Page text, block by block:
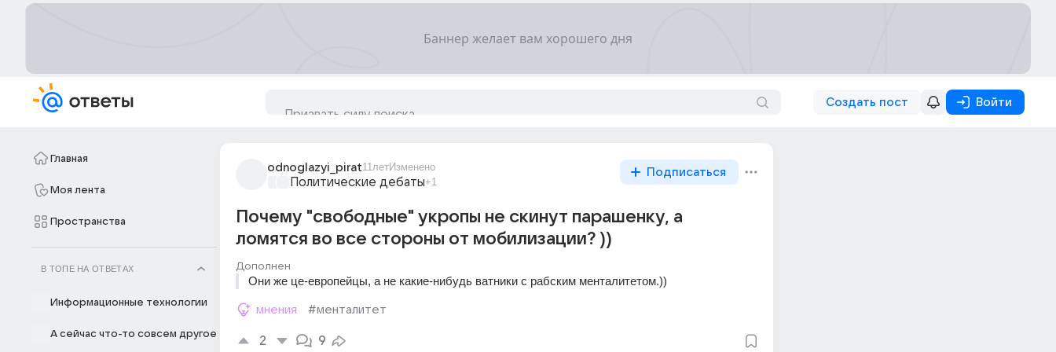
Создать пост Войти
Главная
Моя лента
Пространства
В ТОПЕ НА ОТВЕТАХ
Информационные технологии
А сейчас что-то совсем другое
odnoglazyi_pirat11летИзменено
Политические дебаты+1
Подписаться
Почему "свободные" укропы не скинут парашенку, а
ломятся во все стороны от мобилизации? ))
Дополнен
Они же це-европейцы, а не какие-нибудь ватники с рабским менталитетом.))
мнения #менталитет
2 9